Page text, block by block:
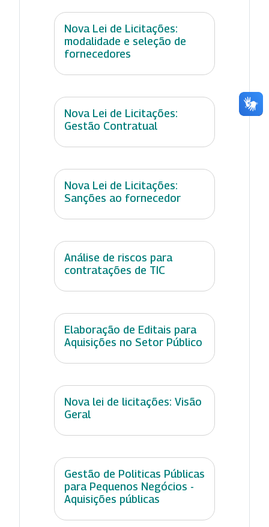
Nova Lei de Licitações:
modalidade e seleção de
fornecedores
Nova Lei de Licitações:
Gestão Contratual
Nova Lei de Licitações:
Sanções ao fornecedor
Análise de riscos para
contratações de TIC
Elaboração de Editais para
Aquisições no Setor Público
Nova lei de licitações: Visão
Geral
Gestão de Politicas Públicas
para Pequenos Negócios -
Aquisições públicas